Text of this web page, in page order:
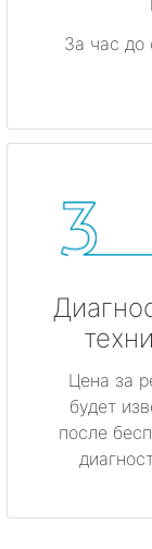
За час до
Цена за
будет
после